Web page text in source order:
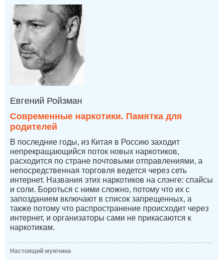
Евгений Ройзман
Современные наркотики. Памятка для
родителей
В последние годы, из Китая в Россию заходит
непрекращающийся поток новых наркотиков,
расходится по стране почтовыми отправлениями, а
непосредственная торговля ведется через сеть
интернет. Названия этих наркотиков на слэнге: спайсы
и соли. Бороться с ними сложно, потому что их с
запозданием включают в список запрещенных, а
также потому что распространение происходит через
интернет, и организаторы сами не прикасаются к
наркотикам.
Настоящий мужчина